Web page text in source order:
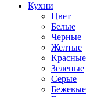
Кухни
Цвет
Белые
Черные
Желтые
Красные
Зеленые
Серые
Бежевые